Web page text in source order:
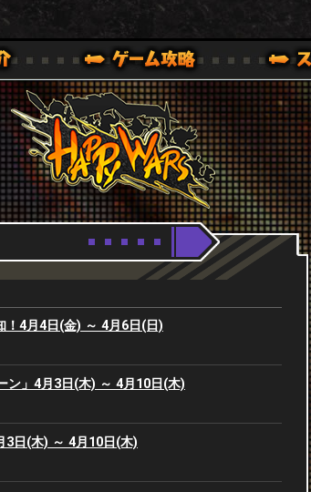
HappyWars
Youtube
VER.]
)公式サイト [ XBOX 360,XBOX ONE VER.]
4月4日(金) ～ 4月6日(日)
ン」4月3日(木) ～ 4月10日(木)
3日(木) ～ 4月10日(木)